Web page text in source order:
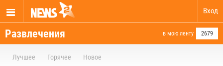
Вход
Развлечения в мою ленту 2679
Лучшее Горячее Новое